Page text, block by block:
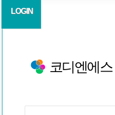
LOGIN
코디엔에